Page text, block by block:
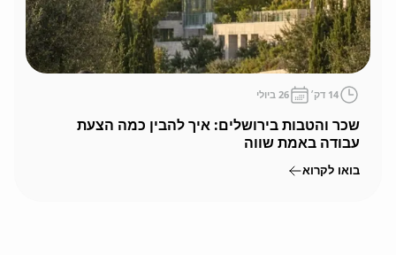
14 דק׳ 26 ביולי
שכר והטבות בירושלים: איך להבין כמה הצעת
עבודה באמת שווה
בואו לקרוא